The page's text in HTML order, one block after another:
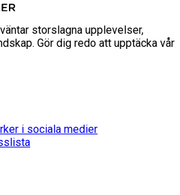
storslagna upplevelser,
Gör dig redo att upptäcka vår
i sociala medier